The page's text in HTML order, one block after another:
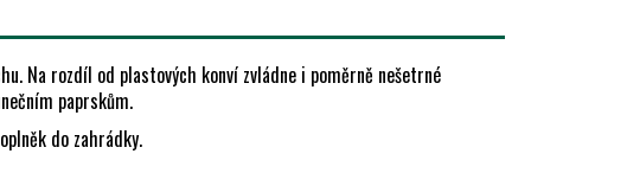
Na rozdíl od plastových konví zvládne i poměrně nešetrné
paprskům.
do zahrádky.